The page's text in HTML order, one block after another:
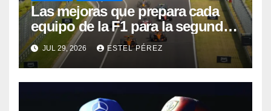
Las mejoras que prepara cada
equipo de la F1 para la segunda
mitad de la temporada 2026
JUL 29, 2026 ESTEL PÉREZ